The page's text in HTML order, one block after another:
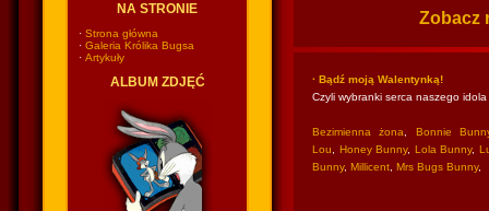
NA STRONIE
· Strona główna
· Galeria Królika Bugsa
· Artykuły
ALBUM ZDJĘĆ
Zobacz
· Bądź moją Walentynką!
Czyli wybranki serca naszego idola
Bezimienna żona
Bonnie
Lou
Honey Bunny, Lola Bunny,
Bunny, Millicent Mrs Bugs Bunny,